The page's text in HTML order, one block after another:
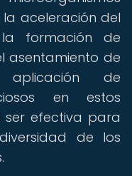
aceleración del
formación de
asentamiento de
de
en estos
efectiva para
de los